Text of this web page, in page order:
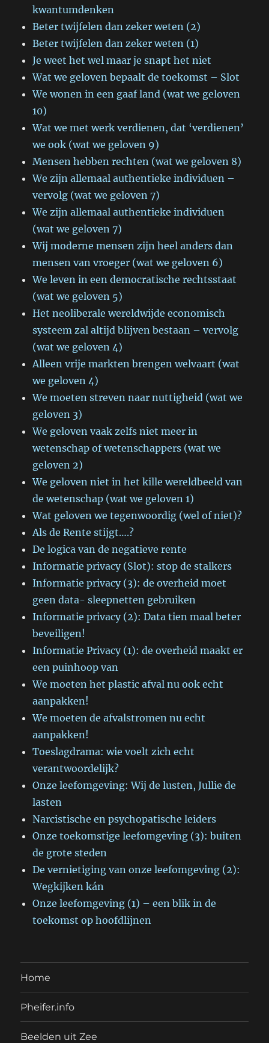
kwantumdenken
Beter twijfelen dan zeker weten (2)
Beter twijfelen dan zeker weten (1)
Je weet het wel maar je snapt het niet
Wat we geloven bepaalt de toekomst – Slot
We wonen in een gaaf land (wat we geloven
10)
Wat we met werk verdienen, dat ‘verdienen’
we ook (wat we geloven 9)
Mensen hebben rechten (wat we geloven 8)
We zijn allemaal authentieke individuen –
vervolg (wat we geloven 7)
We zijn allemaal authentieke individuen
(wat we geloven 7)
Wij moderne mensen zijn heel anders dan
mensen van vroeger (wat we geloven 6)
We leven in een democratische rechtsstaat
(wat we geloven 5)
Het neoliberale wereldwijde economisch
systeem zal altijd blijven bestaan – vervolg
(wat we geloven 4)
Alleen vrije markten brengen welvaart (wat
we geloven 4)
We moeten streven naar nuttigheid (wat we
geloven 3)
We geloven vaak zelfs niet meer in
wetenschap of wetenschappers (wat we
geloven 2)
We geloven niet in het kille wereldbeeld van
de wetenschap (wat we geloven 1)
Wat geloven we tegenwoordig (wel of niet)?
Als de Rente stijgt….?
De logica van de negatieve rente
Informatie privacy (Slot): stop de stalkers
Informatie privacy (3): de overheid moet
geen data- sleepnetten gebruiken
Informatie privacy (2): Data tien maal beter
beveiligen!
Informatie Privacy (1): de overheid maakt er
een puinhoop van
We moeten het plastic afval nu ook echt
aanpakken!
We moeten de afvalstromen nu echt
aanpakken!
Toeslagdrama: wie voelt zich echt
verantwoordelijk?
Onze leefomgeving: Wij de lusten, Jullie de
lasten
Narcistische en psychopatische leiders
Onze toekomstige leefomgeving (3): buiten
de grote steden
De vernietiging van onze leefomgeving (2):
Wegkijken kán
Onze leefomgeving (1) – een blik in de
toekomst op hoofdlijnen
Home
Pheifer.info
Beelden uit Zee